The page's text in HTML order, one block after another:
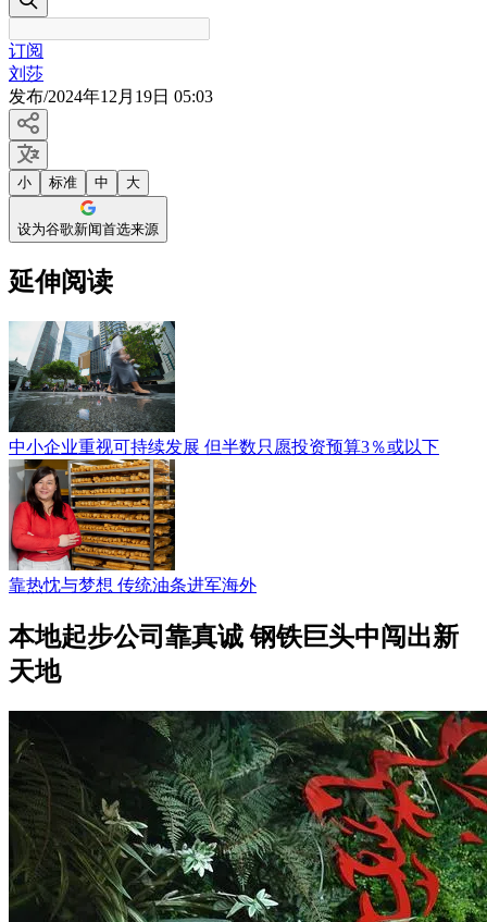
订阅
刘莎
发布/2024年12月19日 05:03
小 标准 中 大
设为谷歌新闻首选来源
延伸阅读
中小企业重视可持续发展 但半数只愿投资预算3％或以下
靠热忱与梦想 传统油条进军海外
本地起步公司靠真诚 钢铁巨头中闯出新
天地